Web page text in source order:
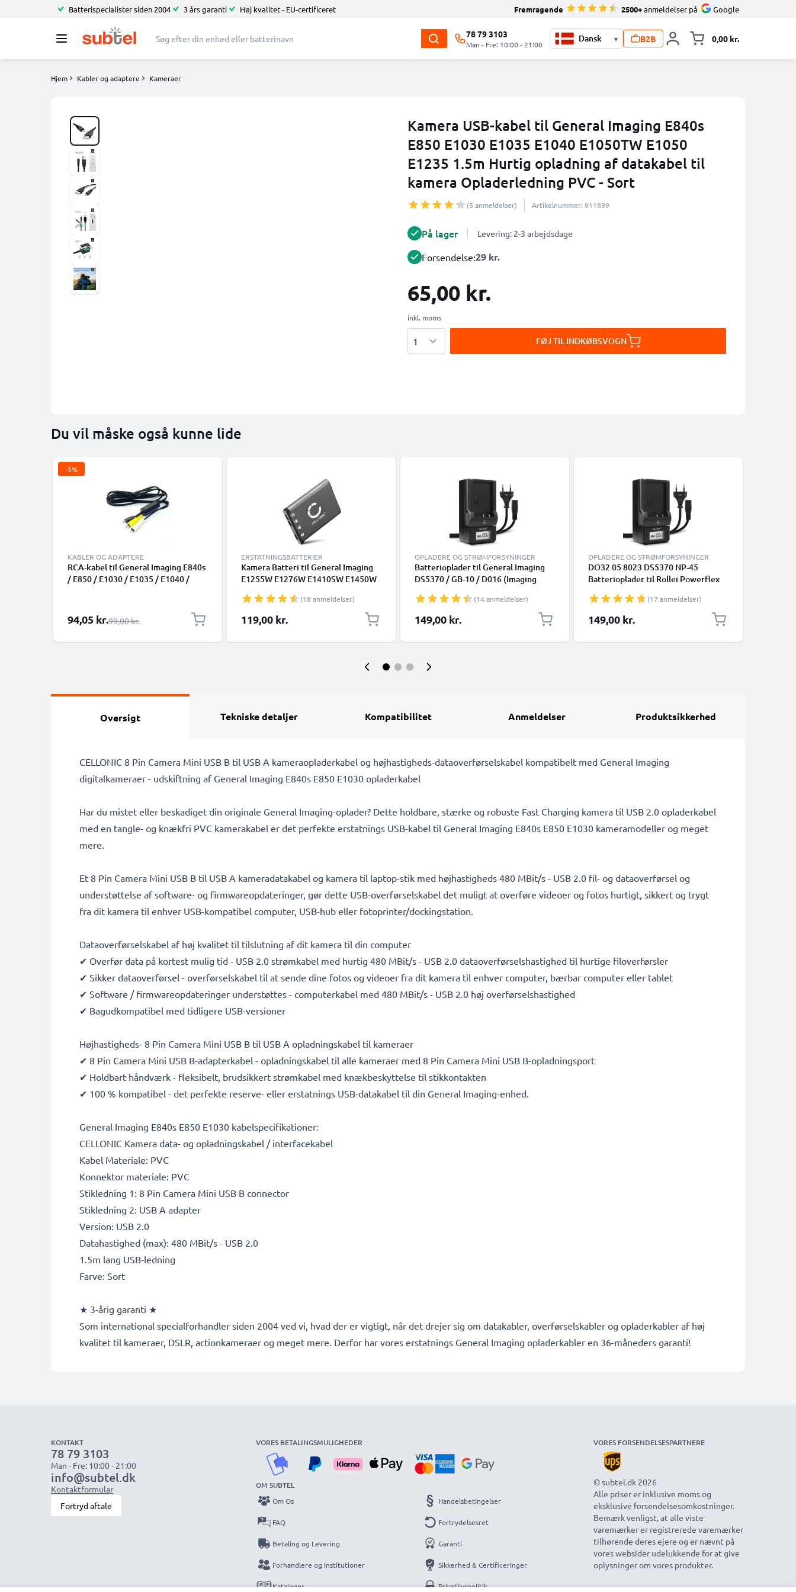
Batterispecialister siden 2004 3 års garanti Høj kvalitet - EU-certificeret Fremragende 2500+anmeldelser på Google
78 79 3103
Man - Fre: 10:00 - 21:00
▾ B2B 0,00 kr.
Hjem Kabler og adaptere Kameraer
Kamera USB-kabel til General Imaging E840s
E850 E1030 E1035 E1040 E1050TW E1050
E1235 1.5m Hurtig opladning af datakabel til
kamera Opladerledning PVC - Sort
(5 anmeldelser) Artikelnummer: 911899
På lager Levering: 2-3 arbejdsdage
Forsendelse:29 kr.
65,00 kr.
inkl. moms
FØJ TIL INDKØBSVOGN
Du vil måske også kunne lide
-5%
KABLER OG ADAPTERE
RCA-kabel til General Imaging E840s
/ E850 / E1030 / E1035 / E1040 /
RCA-stik, Audio-Video Composite
AV-kabel
Særlig pris
94,05 kr.Almindelig pris
99,00 kr.
ERSTATNINGSBATTERIER
Kamera Batteri til General Imaging
E1255W E1276W E1410SW E1450W
G5WP J1050 J1250 - D016 DS5370b
GB-10 700mAh Udskiftsningsbatteri
til kamera
(18 anmeldelser)
119,00 kr.
OPLADERE OG STRØMFORSYNINGER
Batterioplader til General Imaging
DS5370 / GB-10 / D016 (Imaging
J1250 Kamerabatteri fra CELLONIC
(14 anmeldelser)
149,00 kr.
OPLADERE OG STRØMFORSYNINGER
DO32 05 8023 DS5370 NP-45
Batterioplader til Rollei Powerflex
99 100 RCP-7325XS X-8 XS-10
Flexline 250 Kamerabatteri fra
CELLONIC
(17 anmeldelser)
149,00 kr.
Oversigt Tekniske detaljer Kompatibilitet Anmeldelser Produktsikkerhed
CELLONIC 8 Pin Camera Mini USB B til USB A kameraopladerkabel og højhastigheds-dataoverførselskabel kompatibelt med General Imaging
digitalkameraer - udskiftning af General Imaging E840s E850 E1030 opladerkabel
Har du mistet eller beskadiget din originale General Imaging-oplader? Dette holdbare, stærke og robuste Fast Charging kamera til USB 2.0 opladerkabel
med en tangle- og knækfri PVC kamerakabel er det perfekte erstatnings USB-kabel til General Imaging E840s E850 E1030 kameramodeller og meget
mere.
Et 8 Pin Camera Mini USB B til USB A kameradatakabel og kamera til laptop-stik med højhastigheds 480 MBit/s - USB 2.0 fil- og dataoverførsel og
understøttelse af software- og firmwareopdateringer, gør dette USB-overførselskabel det muligt at overføre videoer og fotos hurtigt, sikkert og trygt
fra dit kamera til enhver USB-kompatibel computer, USB-hub eller fotoprinter/dockingstation.
Dataoverførselskabel af høj kvalitet til tilslutning af dit kamera til din computer
✔ Overfør data på kortest mulig tid - USB 2.0 strømkabel med hurtig 480 MBit/s - USB 2.0 dataoverførselshastighed til hurtige filoverførsler
✔ Sikker dataoverførsel - overførselskabel til at sende dine fotos og videoer fra dit kamera til enhver computer, bærbar computer eller tablet
✔ Software / firmwareopdateringer understøttes - computerkabel med 480 MBit/s - USB 2.0 høj overførselshastighed
✔ Bagudkompatibel med tidligere USB-versioner
Højhastigheds- 8 Pin Camera Mini USB B til USB A opladningskabel til kameraer
✔ 8 Pin Camera Mini USB B-adapterkabel - opladningskabel til alle kameraer med 8 Pin Camera Mini USB B-opladningsport
✔ Holdbart håndværk - fleksibelt, brudsikkert strømkabel med knækbeskyttelse til stikkontakten
✔ 100 % kompatibel - det perfekte reserve- eller erstatnings USB-datakabel til din General Imaging-enhed.
General Imaging E840s E850 E1030 kabelspecifikationer:
CELLONIC Kamera data- og opladningskabel / interfacekabel
Kabel Materiale: PVC
Konnektor materiale: PVC
Stikledning 1: 8 Pin Camera Mini USB B connector
Stikledning 2: USB A adapter
Version: USB 2.0
Datahastighed (max): 480 MBit/s - USB 2.0
1.5m lang USB-ledning
Farve: Sort
★ 3-årig garanti ★
Som international specialforhandler siden 2004 ved vi, hvad der er vigtigt, når det drejer sig om datakabler, overførselskabler og opladerkabler af høj
kvalitet til kameraer, DSLR, actionkameraer og meget mere. Derfor har vores erstatnings General Imaging opladerkabler en 36-måneders garanti!
KONTAKT
78 79 3103
Man - Fre: 10:00 - 21:00
info@subtel.dk
Kontaktformular
Fortryd aftale
VORES BETALINGSMULIGHEDER
OM SUBTEL
Om Os
FAQ
Betaling og Levering
Forhandlere og Institutioner
Kataloger
Handelsbetingelser
Fortrydelsesret
Garanti
Sikkerhed & Certificeringer
Privatlivspolitik
VORES FORSENDELSESPARTNERE
© subtel.dk 2026
Alle priser er inklusive moms og
eksklusive forsendelsesomkostninger.
Bemærk venligst, at alle viste
varemærker er registrerede varemærker
tilhørende deres ejere og er nævnt på
vores websider udelukkende for at give
oplysninger om vores produkter.